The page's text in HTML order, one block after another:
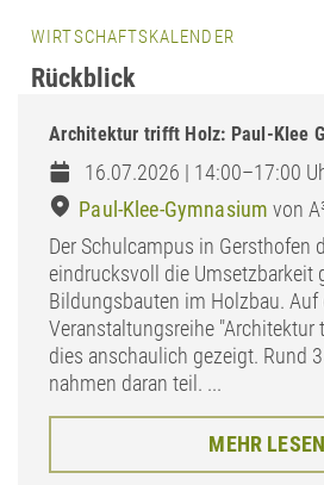
WIRTSCHAFTSKALENDER
Rückblick
Architektur trifft Holz: Paul-Klee
16.07.2026 | 14:00–17:00
Paul-Klee-Gymnasium von
Der Schulcampus in Gersthofen
eindrucksvoll die Umsetzbarkeit
Bildungsbauten im Holzbau. Auf
Veranstaltungsreihe
dies anschaulich gezeigt. Rund
nahmen daran teil. ...
MEHR LESEN